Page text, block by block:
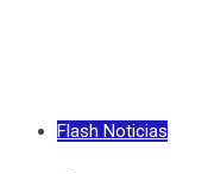
Flash Noticias